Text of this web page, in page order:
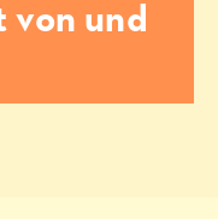
von und